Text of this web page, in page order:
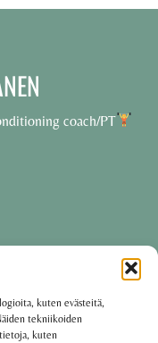
kuten evästeitä,
tekniikoiden
kuten
coach/PT